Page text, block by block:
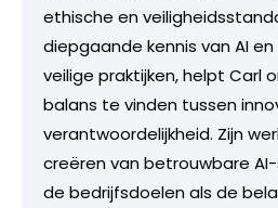
ethische en
diepgaande kennis van AI
veilige praktijken, helpt Carl
balans te vinden tussen
verantwoordelijkheid. Zijn
creëren van betrouwbare
de bedrijfsdoelen als de